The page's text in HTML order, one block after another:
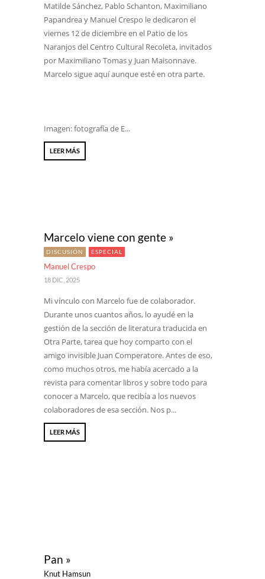
Matilde Sánchez, Pablo Schanton, Maximiliano
Papandrea y Manuel Crespo le dedicaron el
viernes 12 de diciembre en el Patio de los
Naranjos del Centro Cultural Recoleta, invitados
por Maximiliano Tomas y Juan Maisonnave.
Marcelo sigue aquí aunque esté en otra parte.
Imagen: fotografía de E...
LEER MÁS
Marcelo viene con gente »
DISCUSIÓN ESPECIAL
Manuel Crespo
18 DIC, 2025
Mi vínculo con Marcelo fue de colaborador.
Durante unos cuantos años, lo ayudé en la
gestión de la sección de literatura traducida en
Otra Parte, tarea que hoy comparto con el
amigo invisible Juan Comperatore. Antes de eso,
como muchos otros, me había acercado a la
revista para comentar libros y sobre todo para
conocer a Marcelo, que recibía a los nuevos
colaboradores de esa sección. Nos p...
LEER MÁS
Pan »
Knut Hamsun